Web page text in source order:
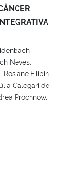
Neves,
Rosiane Filipin
Calegari de
Prochnow,